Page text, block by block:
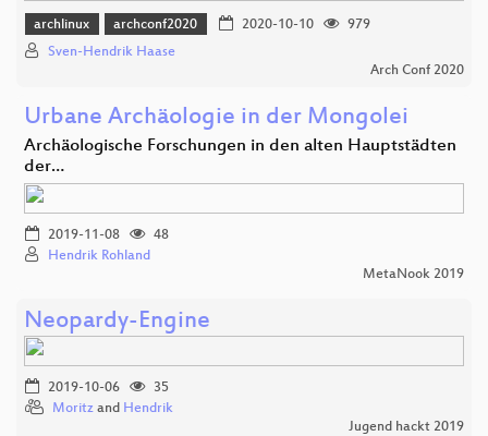
archlinux archconf2020 2020-10-10
979
Sven-Hendrik Haase
Arch Conf 2020
Urbane Archäologie in der Mongolei
Archäologische Forschungen in den alten Hauptstädten
der…
2019-11-08
48
Hendrik Rohland
MetaNook 2019
Neopardy-Engine
2019-10-06
35
Moritz and Hendrik
Jugend hackt 2019